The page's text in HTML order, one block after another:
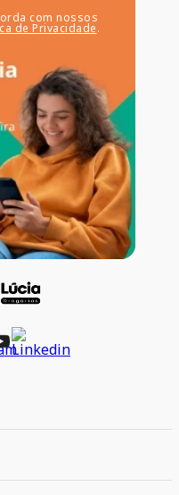
com nossos
de Privacidade.